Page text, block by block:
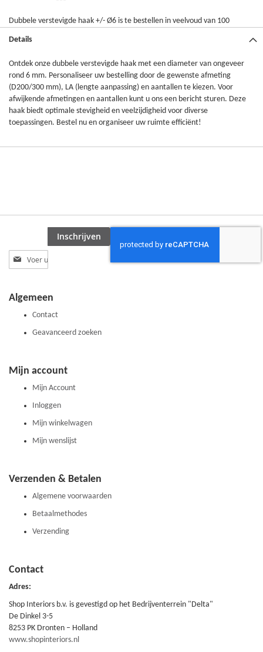
Dubbele verstevigde haak +/- Ø6 is te bestellen in veelvoud van 100
Details
Ontdek onze dubbele verstevigde haak met een diameter van ongeveer
rond 6 mm. Personaliseer uw bestelling door de gewenste afmeting
(D200/300 mm), LA (lengte aanpassing) en aantallen te kiezen. Voor
afwijkende afmetingen en aantallen kunt u ons een bericht sturen. Deze
haak biedt optimale stevigheid en veelzijdigheid voor diverse
toepassingen. Bestel nu en organiseer uw ruimte efficiënt!
Abonneer
u
nieuwsbrief
Inschrijven
Algemeen
Contact
Geavanceerd zoeken
Mijn account
Mijn Account
Inloggen
Mijn winkelwagen
Mijn wenslijst
Verzenden & Betalen
Algemene voorwaarden
Betaalmethodes
Verzending
Contact
Adres:
Shop Interiors b.v. is gevestigd op het Bedrijventerrein "Delta"
De Dinkel 3-5
8253 PK Dronten – Holland
www.shopinteriors.nl